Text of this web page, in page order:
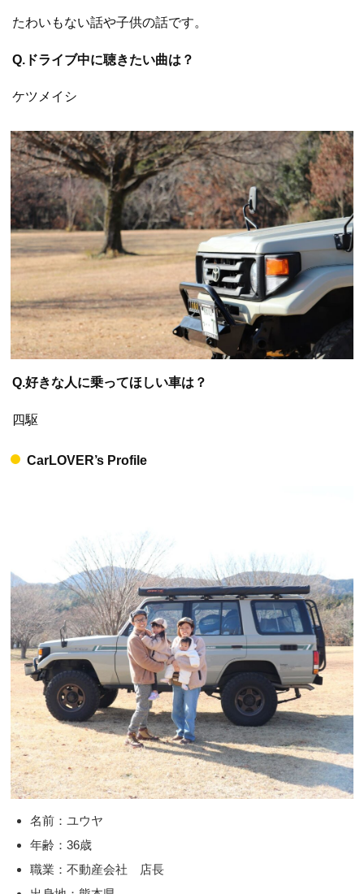
たわいもない話や子供の話です。
Q.ドライブ中に聴きたい曲は？
ケツメイシ
Q.好きな人に乗ってほしい車は？
四駆
CarLOVER’s Profile
名前：ユウヤ
年齢：36歳
職業：不動産会社 店長